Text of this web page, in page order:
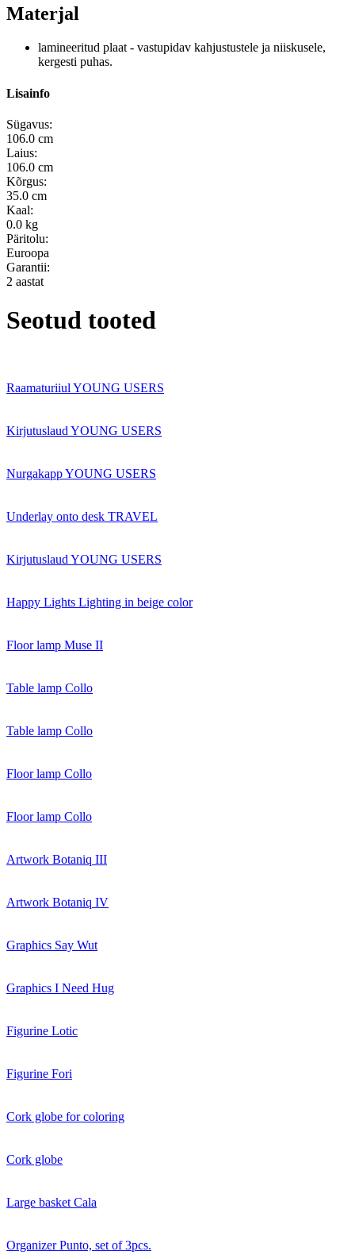
Materjal
lamineeritud plaat - vastupidav kahjustustele ja niiskusele,
kergesti puhas.
Lisainfo
Sügavus:
106.0 cm
Laius:
106.0 cm
Kõrgus:
35.0 cm
Kaal:
0.0 kg
Päritolu:
Euroopa
Garantii:
2 aastat
Seotud tooted
Raamaturiiul YOUNG USERS
Kirjutuslaud YOUNG USERS
Nurgakapp YOUNG USERS
Underlay onto desk TRAVEL
Kirjutuslaud YOUNG USERS
Happy Lights Lighting in beige color
Floor lamp Muse II
Table lamp Collo
Table lamp Collo
Floor lamp Collo
Floor lamp Collo
Artwork Botaniq III
Artwork Botaniq IV
Graphics Say Wut
Graphics I Need Hug
Figurine Lotic
Figurine Fori
Cork globe for coloring
Cork globe
Large basket Cala
Organizer Punto, set of 3pcs.